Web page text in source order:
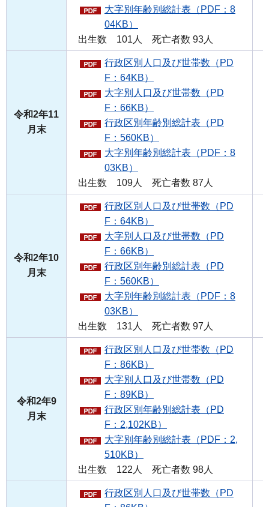
大字別年齢別総計表（PDF：8
04KB）
出生数 101人 死亡者数 93人
令和2年11
月末
行政区別人口及び世帯数（PD
F：64KB）
大字別人口及び世帯数（PD
F：66KB）
行政区別年齢別総計表（PD
F：560KB）
大字別年齢別総計表（PDF：8
03KB）
出生数 109人 死亡者数 87人
令和2年10
月末
行政区別人口及び世帯数（PD
F：64KB）
大字別人口及び世帯数（PD
F：66KB）
行政区別年齢別総計表（PD
F：560KB）
大字別年齢別総計表（PDF：8
03KB）
出生数 131人 死亡者数 97人
令和2年9
月末
行政区別人口及び世帯数（PD
F：86KB）
大字別人口及び世帯数（PD
F：89KB）
行政区別年齢別総計表（PD
F：2,102KB）
大字別年齢別総計表（PDF：2,
510KB）
出生数 122人 死亡者数 98人
行政区別人口及び世帯数（PD